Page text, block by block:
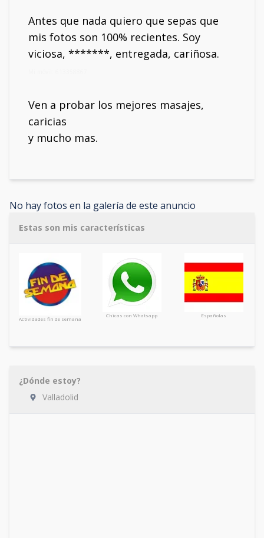
Antes que nada quiero que sepas que
mis fotos son 100% recientes. Soy
viciosa, *******, entregada, cariñosa.
Ven a probar los mejores masajes,
caricias
y mucho mas.
No hay fotos en la galería de este anuncio
Estas son mis características
Actividades fin de semana
Chicas con Whatsapp Españolas
¿Dónde estoy?
Valladolid